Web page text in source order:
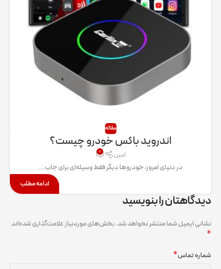
مقاله
اندروید باکس خودرو چیست؟
امین ۰
در دنیای امروز، خودروها دیگر فقط وسیله‌ای برای جاب...
ادامه مطلب
دیدگاهتان را بنویسید
نشانی ایمیل شما منتشر نخواهد شد.بخش‌های موردنیاز علامت‌گذاری شده‌اند
*
شماره تماس*